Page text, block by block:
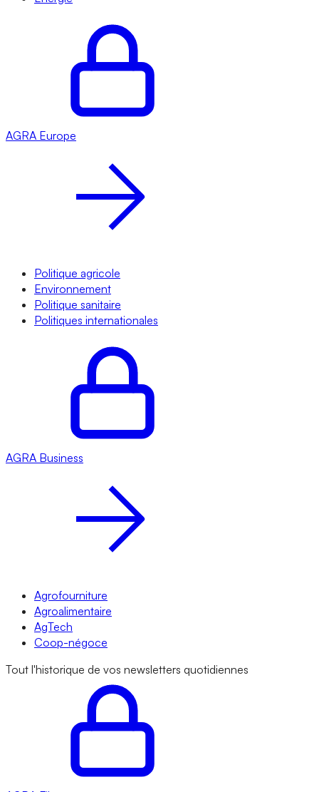
AGRA Europe
Politique agricole
Environnement
Politique sanitaire
Politiques internationales
AGRA Business
Agrofourniture
Agroalimentaire
AgTech
Coop-négoce
Tout l'historique de vos newsletters quotidiennes